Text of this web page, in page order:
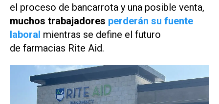
el proceso de bancarrota y una posible venta,
muchos trabajadores perderán su fuente
laboral mientras se define el futuro
de farmacias Rite Aid.